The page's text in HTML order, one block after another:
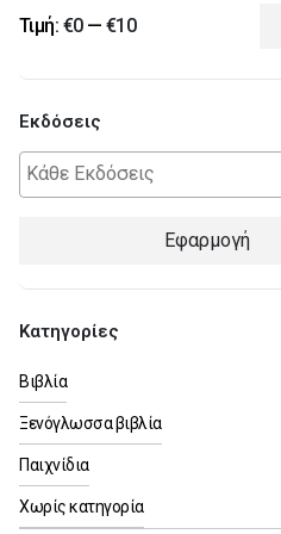
Ελάχιστη
τιμή
Μέγιστη
τιμή
Τιμή: €0— €10
Εκδόσεις
Εφαρμογή
Κατηγορίες
Βιβλία
Ξενόγλωσσα βιβλία
Παιχνίδια
Χωρίς κατηγορία